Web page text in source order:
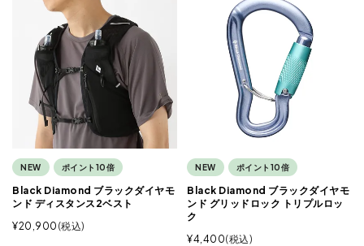
NEW ポイント10倍
Black Diamond ブラックダイヤモ
ンド ディスタンス2ベスト
¥20,900 税込
NEW ポイント10倍
Black Diamond ブラックダイヤモ
ンド グリッドロック トリプルロッ
ク
¥4,400 税込